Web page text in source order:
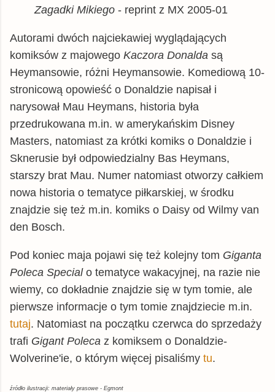
Zagadki Mikiego - reprint z MX 2005-01
Autorami dwóch najciekawiej wyglądających
komiksów z majowego Kaczora Donalda są
Heymansowie, różni Heymansowie. Komediową 10-
stronicową opowieść o Donaldzie napisał i
narysował Mau Heymans, historia była
przedrukowana m.in. w amerykańskim Disney
Masters, natomiast za krótki komiks o Donaldzie i
Sknerusie był odpowiedzialny Bas Heymans,
starszy brat Mau. Numer natomiast otworzy całkiem
nowa historia o tematyce piłkarskiej, w środku
znajdzie się też m.in. komiks o Daisy od Wilmy van
den Bosch.
Pod koniec maja pojawi się też kolejny tom Giganta
Poleca Special o tematyce wakacyjnej, na razie nie
wiemy, co dokładnie znajdzie się w tym tomie, ale
pierwsze informacje o tym tomie znajdziecie m.in.
tutaj. Natomiast na początku czerwca do sprzedaży
trafi Gigant Poleca z komiksem o Donaldzie-
Wolverine'ie, o którym więcej pisaliśmy tu.
źródło ilustracji: materiały prasowe - Egmont